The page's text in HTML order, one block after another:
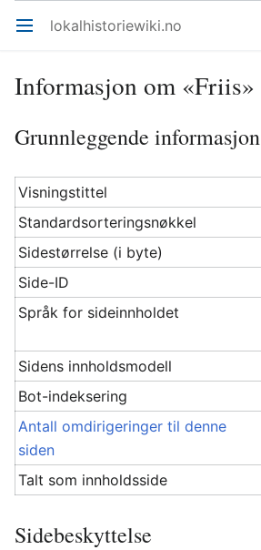
Åpne hovedmenyen lokalhistoriewiki.no
Informasjon om «Friis»
Grunnleggende informasjon
Visningstittel
Standardsorteringsnøkkel
Sidestørrelse (i byte)
Side-ID
Språk for sideinnholdet
Sidens innholdsmodell
Bot-indeksering
Antall omdirigeringer til denne
siden
Talt som innholdsside
Sidebeskyttelse